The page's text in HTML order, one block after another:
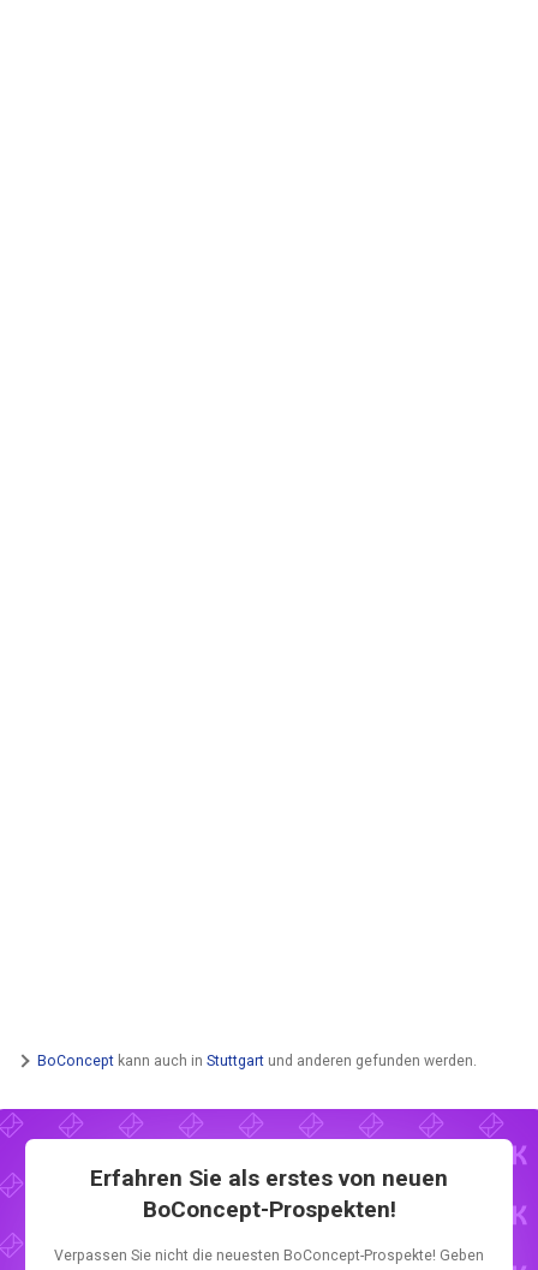
BoConcept kann auch in Stuttgart und anderen gefunden werden.
Erfahren Sie als erstes von neuen
BoConcept-Prospekten!
Verpassen Sie nicht die neuesten BoConcept-Prospekte! Geben